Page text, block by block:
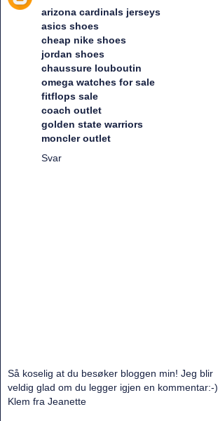
arizona cardinals jerseys
asics shoes
cheap nike shoes
jordan shoes
chaussure louboutin
omega watches for sale
fitflops sale
coach outlet
golden state warriors
moncler outlet
Svar
Så koselig at du besøker bloggen min! Jeg blir
veldig glad om du legger igjen en kommentar:-)
Klem fra Jeanette